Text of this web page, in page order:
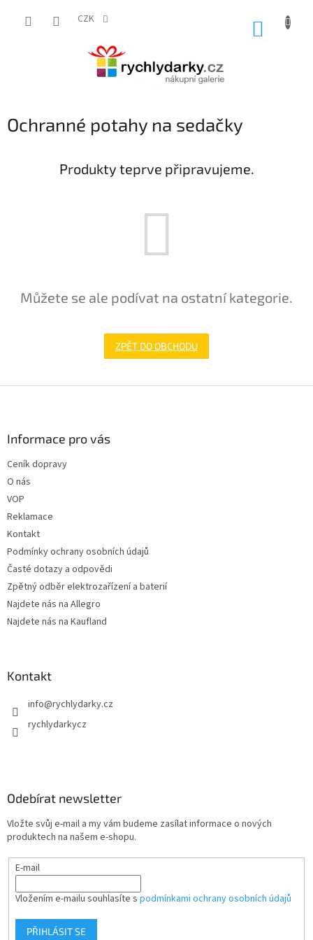
CZK
Ochranné potahy na sedačky
Produkty teprve připravujeme.
Můžete se ale podívat na ostatní kategorie.
ZPĚT DO OBCHODU
Informace pro vás
Ceník dopravy
O nás
VOP
Reklamace
Kontakt
Podmínky ochrany osobních údajů
Časté dotazy a odpovědi
Zpětný odběr elektrozařízení a baterií
Najdete nás na Allegro
Najdete nás na Kaufland
Kontakt
info@rychlydarky.cz
rychlydarkycz
Odebírat newsletter
Vložte svůj e-mail a my vám budeme zasílat informace o nových
produktech na našem e-shopu.
E-mail
Vložením e-mailu souhlasíte s podmínkami ochrany osobních údajů
PŘIHLÁSIT SE